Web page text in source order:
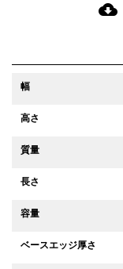
cloud_download
幅
高さ
質量
長さ
容量
ベースエッジ厚さ